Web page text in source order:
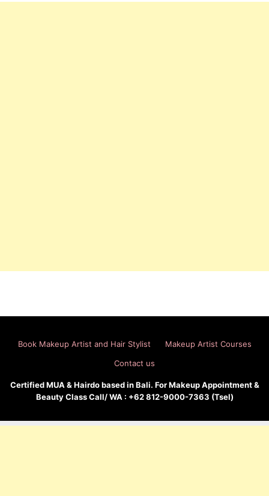
Book Makeup Artist and Hair Stylist
Makeup Artist Courses
Contact us
Certified MUA & Hairdo based in Bali. For Makeup Appointment &
Beauty Class Call/ WA : +62 812-9000-7363 (Tsel)